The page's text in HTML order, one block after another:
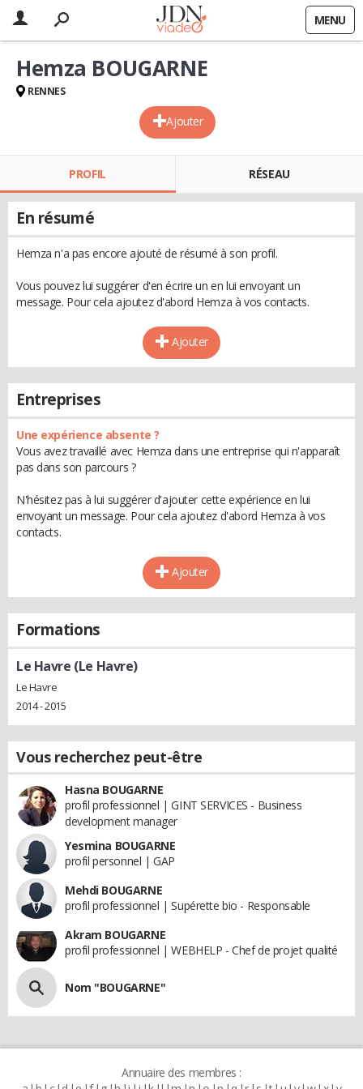
MENU
Ajouter
Hemza BOUGARNE
RENNES
PROFIL RÉSEAU
En résumé
Hemza n'a pas encore ajouté de résumé à son profil.
Vous pouvez lui suggérer d'en écrire un en lui envoyant un
message. Pour cela ajoutez d'abord Hemza à vos contacts.
Ajouter
Entreprises
Une expérience absente ?
Vous avez travaillé avec Hemza dans une entreprise qui n'apparaît
pas dans son parcours ?
N'hésitez pas à lui suggérer d'ajouter cette expérience en lui
envoyant un message. Pour cela ajoutez d'abord Hemza à vos
contacts.
Ajouter
Formations
Le Havre (Le Havre)
Le Havre
2014 - 2015
Vous recherchez peut-être
Hasna BOUGARNE
profil professionnel | GINT SERVICES - Business
development manager
Yesmina BOUGARNE
profil personnel | GAP
Mehdi BOUGARNE
profil professionnel | Supérette bio - Responsable
Akram BOUGARNE
profil professionnel | WEBHELP - Chef de projet qualité
Nom "BOUGARNE"
Annuaire des membres :